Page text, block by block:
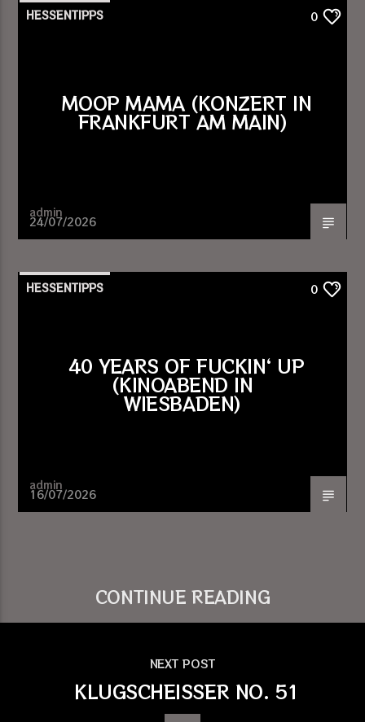
HESSENTIPPS 0
MOOP MAMA (KONZERT IN
FRANKFURT AM MAIN)
admin
24/07/2026
HESSENTIPPS 0
40 YEARS OF FUCKIN‘ UP
(KINOABEND IN
WIESBADEN)
admin
16/07/2026
CONTINUE READING
NEXT POST
KLUGSCHEISSER NO. 51